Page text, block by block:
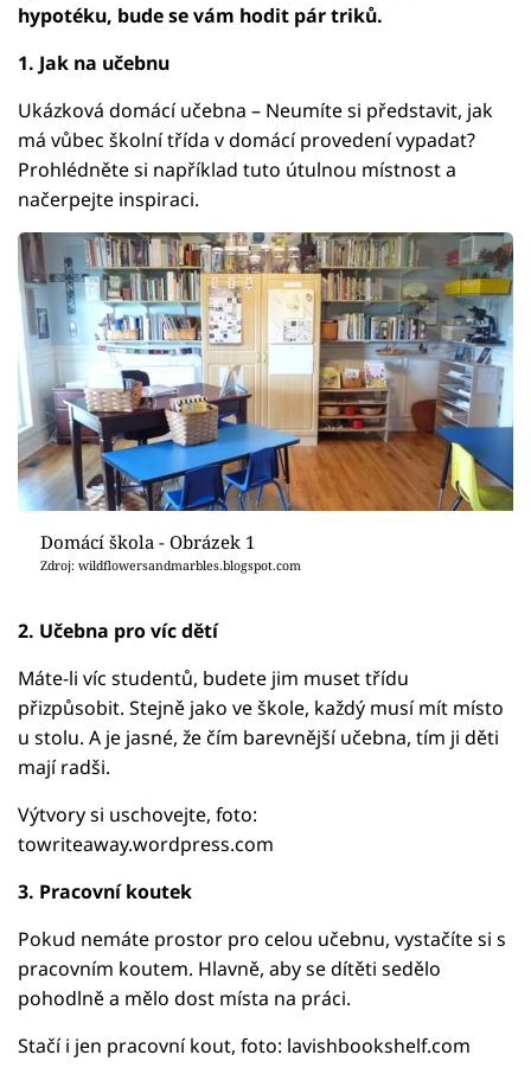
hypotéku, bude se vám hodit pár triků.
1. Jak na učebnu
Ukázková domácí učebna – Neumíte si představit, jak
má vůbec školní třída v domácí provedení vypadat?
Prohlédněte si například tuto útulnou místnost a
načerpejte inspiraci.
Domácí škola - Obrázek 1
Zdroj: wildflowersandmarbles.blogspot.com
2. Učebna pro víc dětí
Máte-li víc studentů, budete jim muset třídu
přizpůsobit. Stejně jako ve škole, každý musí mít místo
u stolu. A je jasné, že čím barevnější učebna, tím ji děti
mají radši.
Výtvory si uschovejte, foto:
towriteaway.wordpress.com
3. Pracovní koutek
Pokud nemáte prostor pro celou učebnu, vystačíte si s
pracovním koutem. Hlavně, aby se dítěti sedělo
pohodlně a mělo dost místa na práci.
Stačí i jen pracovní kout, foto: lavishbookshelf.com